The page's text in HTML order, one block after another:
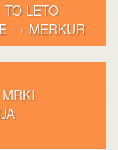
TO LETO
› MERKUR
MRKI